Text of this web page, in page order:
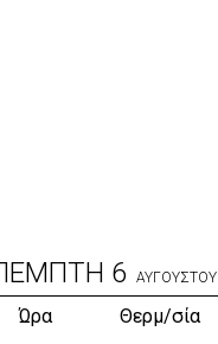
6 ΑΥΓΟΥΣΤΟΥ
Ώρα Θερμ/σία